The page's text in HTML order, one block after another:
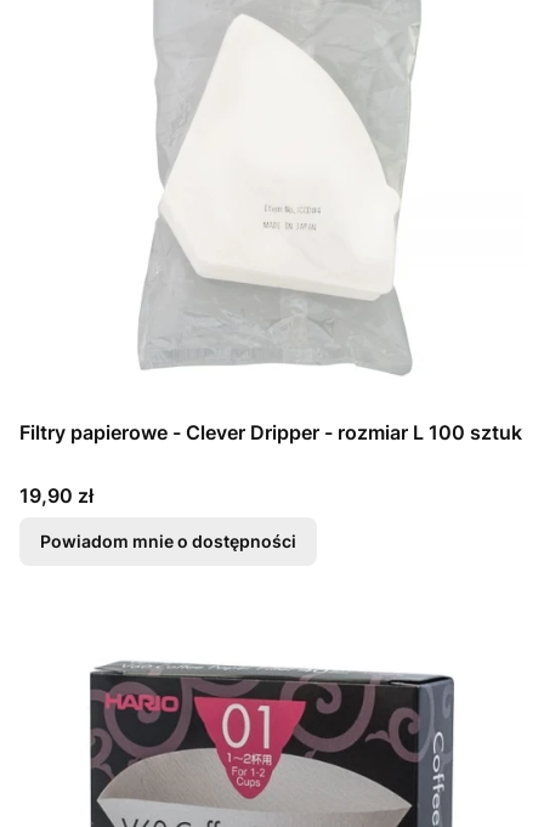
Filtry papierowe - Clever Dripper - rozmiar L 100 sztuk
Cena
19,90 zł
Powiadom mnie o dostępności